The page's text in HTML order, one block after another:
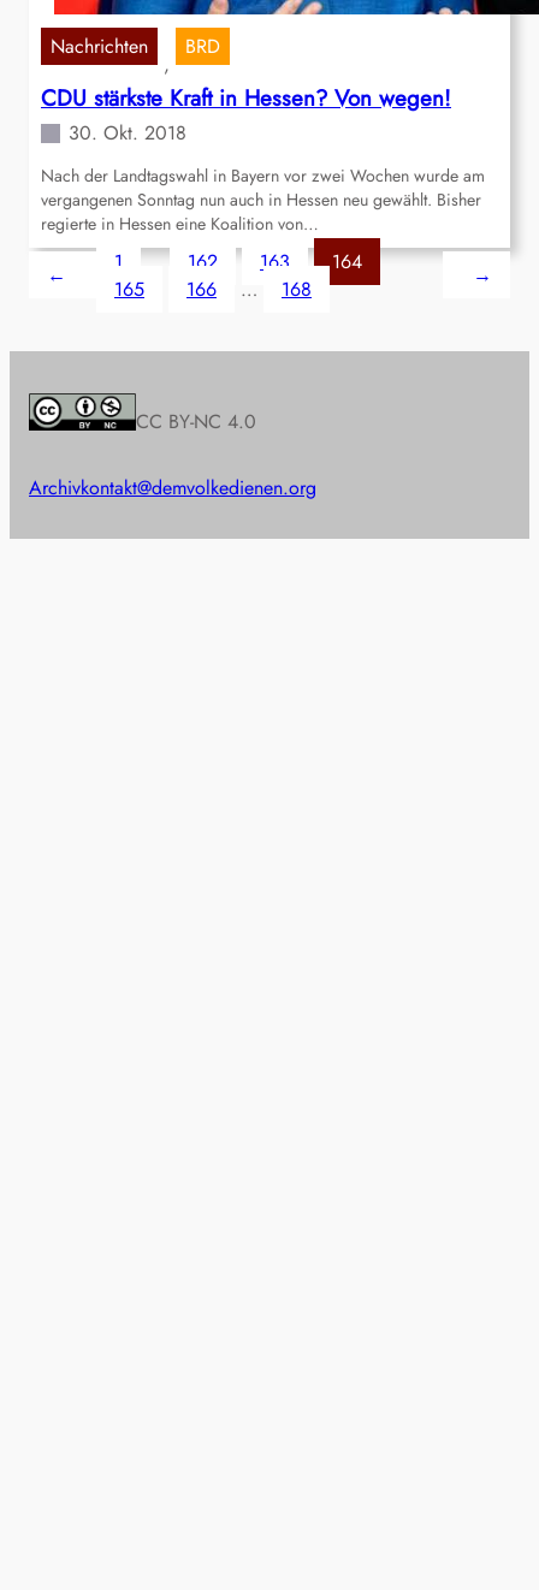
Nachrichten
,
BRD
CDU stärkste Kraft in Hessen? Von wegen!
30. Okt. 2018
Nach der Landtagswahl in Bayern vor zwei Wochen wurde am
vergangenen Sonntag nun auch in Hessen neu gewählt. Bisher
regierte in Hessen eine Koalition von…
← 1 … 162 163
164
165
166 … 168 →
CC BY-NC 4.0
Archivkontakt@demvolkedienen.org